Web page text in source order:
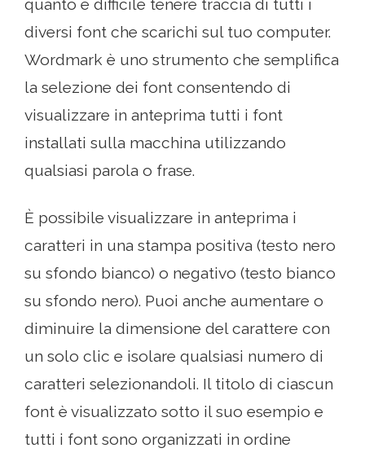
quanto è difficile tenere traccia di tutti i
diversi font che scarichi sul tuo computer.
Wordmark è uno strumento che semplifica
la selezione dei font consentendo di
visualizzare in anteprima tutti i font
installati sulla macchina utilizzando
qualsiasi parola o frase.
È possibile visualizzare in anteprima i
caratteri in una stampa positiva (testo nero
su sfondo bianco) o negativo (testo bianco
su sfondo nero). Puoi anche aumentare o
diminuire la dimensione del carattere con
un solo clic e isolare qualsiasi numero di
caratteri selezionandoli. Il titolo di ciascun
font è visualizzato sotto il suo esempio e
tutti i font sono organizzati in ordine